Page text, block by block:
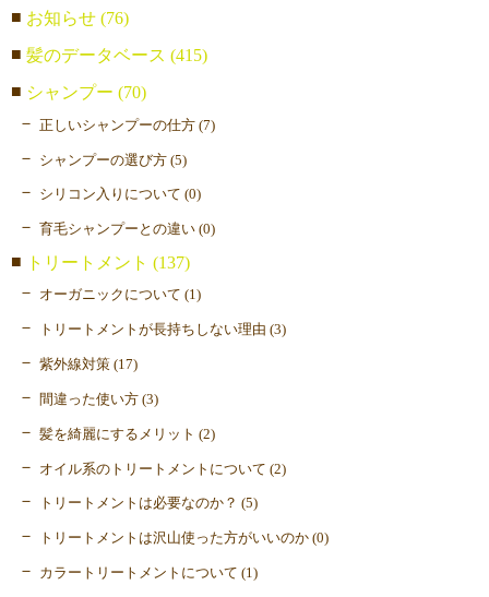
お知らせ (76)
髪のデータベース (415)
シャンプー (70)
正しいシャンプーの仕方 (7)
シャンプーの選び方 (5)
シリコン入りについて (0)
育毛シャンプーとの違い (0)
トリートメント (137)
オーガニックについて (1)
トリートメントが長持ちしない理由 (3)
紫外線対策 (17)
間違った使い方 (3)
髪を綺麗にするメリット (2)
オイル系のトリートメントについて (2)
トリートメントは必要なのか？ (5)
トリートメントは沢山使った方がいいのか (0)
カラートリートメントについて (1)